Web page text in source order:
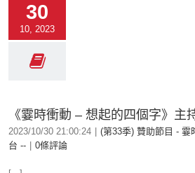
30
10, 2023
《霎時衝動 – 想起的四個字》主
2023/10/30 21:00:24 (第33季) 贊助節目 - 霎
台 --
0條評論